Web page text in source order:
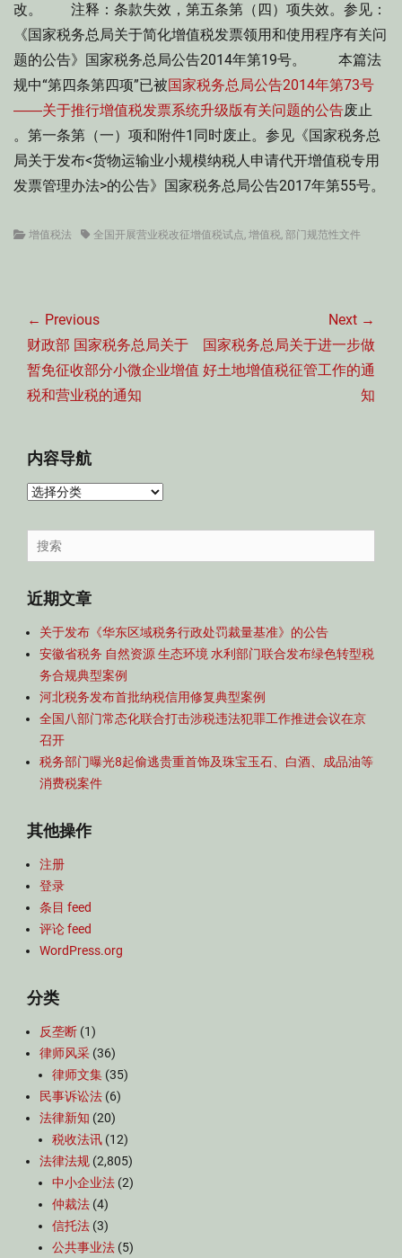
改。 注释：条款失效，第五条第（四）项失效。参见：
《国家税务总局关于简化增值税发票领用和使用程序有关问
题的公告》国家税务总局公告2014年第19号。 本篇法
规中“第四条第四项”已被国家税务总局公告2014年第73号
――关于推行增值税发票系统升级版有关问题的公告废止
。第一条第（一）项和附件1同时废止。参见《国家税务总
局关于发布<货物运输业小规模纳税人申请代开增值税专用
发票管理办法>的公告》国家税务总局公告2017年第55号。
Categories
增值税法 Tags全国开展营业税改征增值税试点 , 增值税, 部门规范性文件
章
导
航
← Previous
Previous
post:
财政部 国家税务总局关于
暂免征收部分小微企业增值
税和营业税的通知
Next →
Next
post:
国家税务总局关于进一步做
好土地增值税征管工作的通
知
内容导航
内
导
航
Search
for:
近期文章
关于发布《华东区域税务行政处罚裁量基准》的公告
安徽省税务 自然资源 生态环境 水利部门联合发布绿色转型税
务合规典型案例
河北税务发布首批纳税信用修复典型案例
全国八部门常态化联合打击涉税违法犯罪工作推进会议在京
召开
税务部门曝光8起偷逃贵重首饰及珠宝玉石、白酒、成品油等
消费税案件
其他操作
注册
登录
条目 feed
评论 feed
WordPress.org
分类
反垄断 (1)
律师风采 (36)
律师文集 (35)
民事诉讼法 (6)
法律新知 (20)
税收法讯 (12)
法律法规 (2,805)
中小企业法 (2)
仲裁法 (4)
信托法 (3)
公共事业法 (5)